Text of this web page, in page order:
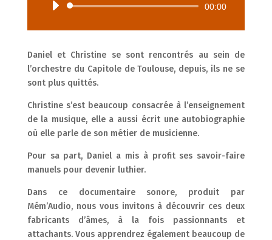
Lecteur
00:00
Daniel et Christine se sont rencontrés au sein de
l’orchestre du Capitole de Toulouse, depuis, ils ne se
sont plus quittés.
Christine s’est beaucoup consacrée à l’enseignement
de la musique, elle a aussi écrit une autobiographie
où elle parle de son métier de musicienne.
Pour sa part, Daniel a mis à profit ses savoir-faire
manuels pour devenir luthier.
Dans ce documentaire sonore, produit par
Mém’Audio, nous vous invitons à découvrir ces deux
fabricants d’âmes, à la fois passionnants et
attachants. Vous apprendrez également beaucoup de